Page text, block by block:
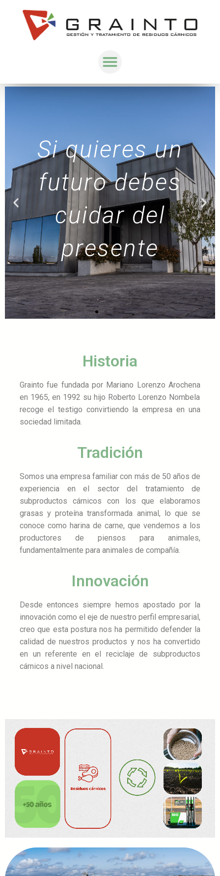
Si quieres un
futuro debes
cuidar del
presente
Historia
Grainto fue fundada por Mariano Lorenzo Arochena
en 1965, en 1992 su hijo Roberto Lorenzo Nombela
recoge el testigo convirtiendo la empresa en una
sociedad limitada.
Tradición
Somos una empresa familiar con más de 50 años de
experiencia en el sector del tratamiento de
subproductos cárnicos con los que elaboramos
grasas y proteína transformada animal, lo que se
conoce como harina de carne, que vendemos a los
productores de piensos para animales,
fundamentalmente para animales de compañía.
Innovación
Desde entonces siempre hemos apostado por la
innovación como el eje de nuestro perfil empresarial,
creo que esta postura nos ha permitido defender la
calidad de nuestros productos y nos ha convertido
en un referente en el reciclaje de subproductos
cárnicos a nivel nacional.